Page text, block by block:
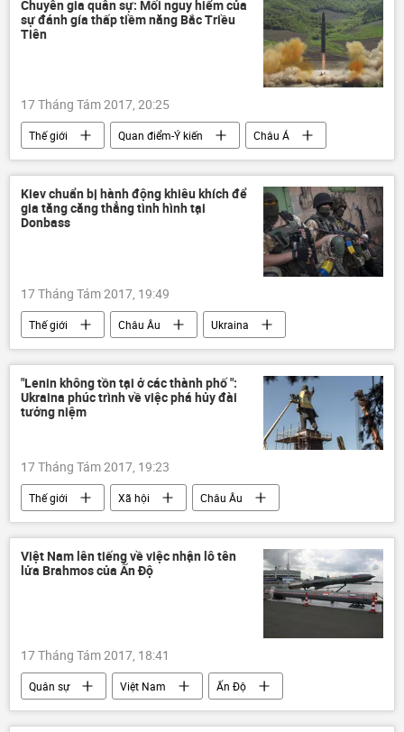
Chuyên gia quân sự: Mối nguy hiểm của
sự đánh gía thấp tiềm năng Bắc Triều
Tiên
17 Tháng Tám 2017, 20:25
Thế giới Quan điểm-Ý kiến
Châu Á
Bắc Triều Tiên
Vasily Kashin
Kiev chuẩn bị hành động khiêu khích để
gia tăng căng thẳng tình hình tại
Donbass
17 Tháng Tám 2017, 19:49
Thế giới Châu Âu
Ukraina
Donbass
"Lenin không tồn tại ở các thành phố ":
Ukraina phúc trình về việc phá hủy đài
tưởng niệm
17 Tháng Tám 2017, 19:23
Thế giới Xã hội
Châu Âu
Ukraina
Vladimir Lenin
Việt Nam lên tiếng về việc nhận lô tên
lửa Brahmos của Ấn Độ
17 Tháng Tám 2017, 18:41
Quân sự Việt Nam
Ấn Độ
Philippines
Trung Quốc